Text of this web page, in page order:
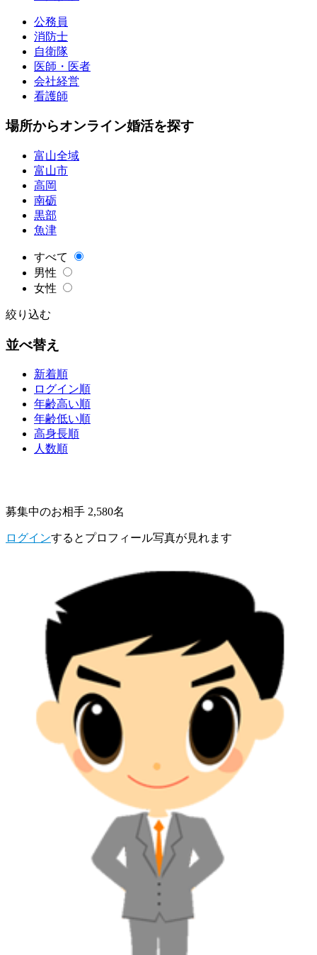
公務員
消防士
自衛隊
医師・医者
会社経営
看護師
場所からオンライン婚活を探す
富山全域
富山市
高岡
南砺
黒部
魚津
すべて
男性
女性
絞り込む
並べ替え
新着順
ログイン順
年齢高い順
年齢低い順
高身長順
人数順
募集中のお相手 2,580名
ログインするとプロフィール写真が見れます